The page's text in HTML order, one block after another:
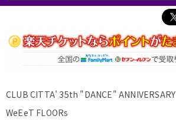
CLUB CITTA' 35th "DANCE" ANNIVERSARY
WeEeT FLOORs